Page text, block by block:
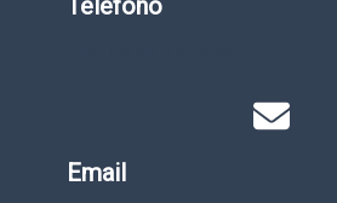
Telefono
Email